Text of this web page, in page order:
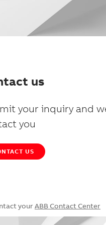
us
your inquiry and
you
US
your ABB Contact Center